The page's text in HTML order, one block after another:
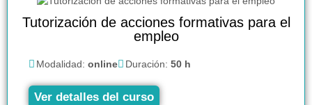
Tutorización de acciones formativas para el
empleo
Modalidad: online Duración: 50 h
Ver detalles del curso